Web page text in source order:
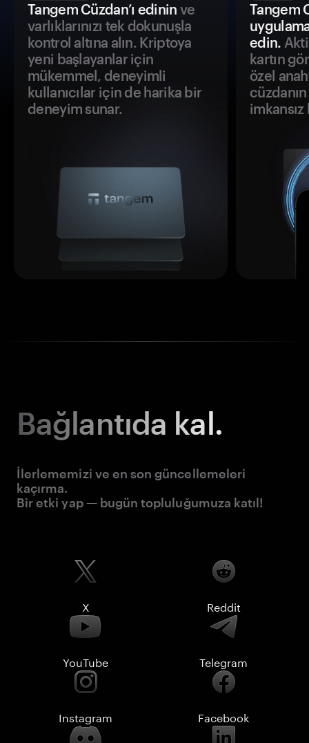
Tangem Cüzdan’ı edinin ve
varlıklarınızı tek dokunuşla
kontrol altına alın. Kriptoya
yeni başlayanlar için
mükemmel, deneyimli
kullanıcılar için de harika bir
deneyim sunar.
Tangem
edin.
kartın
özel
Bağlantıda kal.
İlerlememizi ve en son güncellemeleri
kaçırma.
Bir etki yap — bugün topluluğumuza katıl!
X Reddit
YouTube Telegram
Instagram Facebook